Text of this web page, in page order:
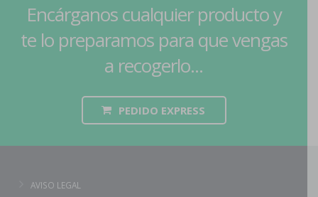
Encárganos cualquier producto y
te lo preparamos para que vengas
a recogerlo...
PEDIDO EXPRESS
AVISO LEGAL